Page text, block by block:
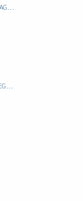
ANDES FILIPS MT-1 AQUAGRIP
ANDES FILIPS TEIDE ONEGRIP